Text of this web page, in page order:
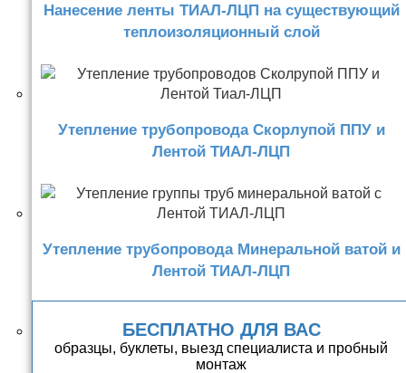
Нанесение ленты ТИАЛ-ЛЦП на существующий
теплоизоляционный слой
Утепление трубопровода Скорлупой ППУ и
Лентой ТИАЛ-ЛЦП
Утепление трубопровода Минеральной ватой и
Лентой ТИАЛ-ЛЦП
БЕСПЛАТНО ДЛЯ ВАС
образцы, буклеты, выезд специалиста и пробный
монтаж